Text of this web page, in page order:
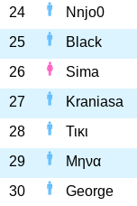
24
Nnjo0
25
Black
26
Sima
27
Kraniasa
28
Τικι
29
Μηνα
30
George